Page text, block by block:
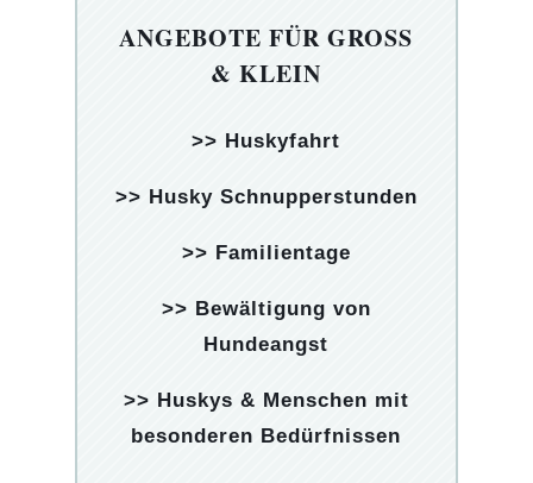
ANGEBOTE FÜR GROSS &
KLEIN
>> Huskyfahrt
>> Husky Schnupperstunden
>> Familientage
>> Bewältigung von
Hundeangst
>> Huskys & Menschen mit
besonderen Bedürfnissen